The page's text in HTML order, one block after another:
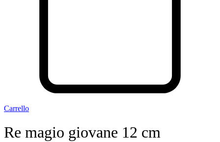
Carrello
Re magio giovane 12 cm